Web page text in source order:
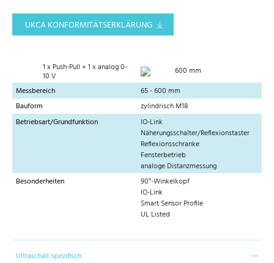
UKCA KONFORMITÄTSERKLÄRUNG
1 x Push-Pull + 1 x analog 0-
10 V
600 mm
Messbereich
65 - 600 mm
Bauform
zylindrisch M18
Betriebsart/Grundfunktion
IO-Link
Näherungsschalter/Reflexionstaster
Reflexionsschranke
Fensterbetrieb
analoge Distanzmessung
Besonderheiten
90°-Winkelkopf
IO-Link
Smart Sensor Profile
UL Listed
Ultraschall-spezifisch